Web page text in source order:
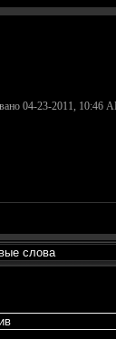
04-23-2011, 10:46